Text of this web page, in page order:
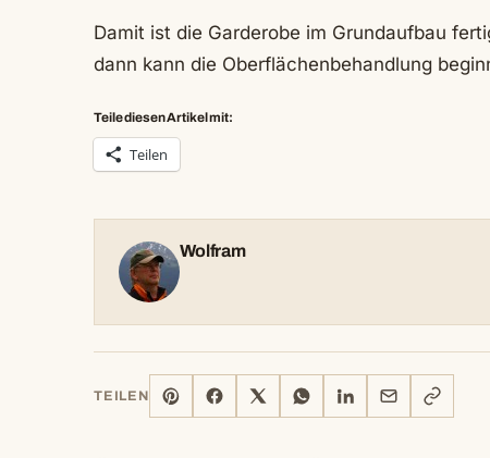
Damit ist die Garderobe im Grundaufbau
dann kann die Oberflächenbehandlung
Teile diesen Artikel mit:
Teilen
Wolfram
TEILEN
PINTERESTFACEBOOK WHATSAPPLINKEDIN
MAIL
LINK
KOPIEREN